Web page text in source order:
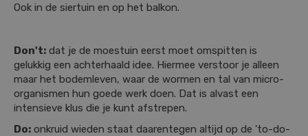
Ook in de siertuin en op het balkon.
Don't: dat je de moestuin eerst moet omspitten is
gelukkig een achterhaald idee. Hiermee verstoor je alleen
maar het bodemleven, waar de wormen en tal van micro-
organismen hun goede werk doen. Dat is alvast een
intensieve klus die je kunt afstrepen.
Do: onkruid wieden staat daarentegen altijd op de 'to-do-